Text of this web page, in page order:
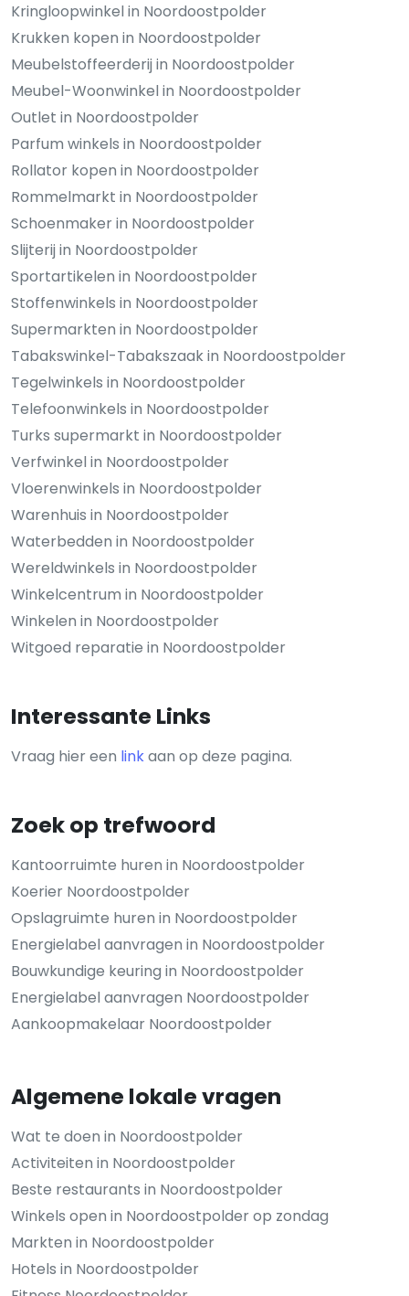
Kringloopwinkel in Noordoostpolder
Krukken kopen in Noordoostpolder
Meubelstoffeerderij in Noordoostpolder
Meubel-Woonwinkel in Noordoostpolder
Outlet in Noordoostpolder
Parfum winkels in Noordoostpolder
Rollator kopen in Noordoostpolder
Rommelmarkt in Noordoostpolder
Schoenmaker in Noordoostpolder
Slijterij in Noordoostpolder
Sportartikelen in Noordoostpolder
Stoffenwinkels in Noordoostpolder
Supermarkten in Noordoostpolder
Tabakswinkel-Tabakszaak in Noordoostpolder
Tegelwinkels in Noordoostpolder
Telefoonwinkels in Noordoostpolder
Turks supermarkt in Noordoostpolder
Verfwinkel in Noordoostpolder
Vloerenwinkels in Noordoostpolder
Warenhuis in Noordoostpolder
Waterbedden in Noordoostpolder
Wereldwinkels in Noordoostpolder
Winkelcentrum in Noordoostpolder
Winkelen in Noordoostpolder
Witgoed reparatie in Noordoostpolder
Interessante Links
Vraag hier een linkaan op deze pagina.
Zoek op trefwoord
Kantoorruimte huren in Noordoostpolder
Koerier Noordoostpolder
Opslagruimte huren in Noordoostpolder
Energielabel aanvragen in Noordoostpolder
Bouwkundige keuring in Noordoostpolder
Energielabel aanvragen Noordoostpolder
Aankoopmakelaar Noordoostpolder
Algemene lokale vragen
Wat te doen in Noordoostpolder
Activiteiten in Noordoostpolder
Beste restaurants in Noordoostpolder
Winkels open in Noordoostpolder op zondag
Markten in Noordoostpolder
Hotels in Noordoostpolder